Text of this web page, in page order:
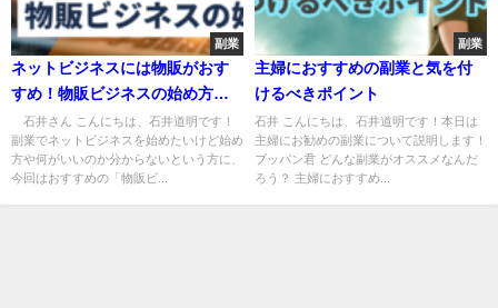
副業
ネットビジネスには物販がおす
すめ！物販ビジネスの始め方を
ご紹介★
石井さん こんにちは、石井道明です！
副業でネットビジネスを始めたいけど始め
方や何がいいのか分からないという方に、
今回はおすすめの「物販ビ...
副業
主婦におすすめの副業と気を付
けるべきポイント
石井 こんにちは、石井道明です！本日は
主婦にお勧めの副業について説明します！
ブッパン君 どんな副業がオススメなんだ
ろう？ 主婦におすすめ...